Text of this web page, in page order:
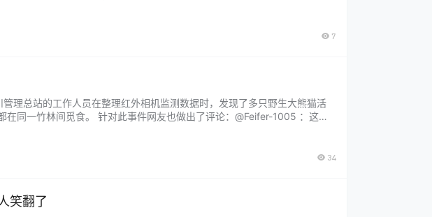
7
理总站的工作人员在整理红外相机监测数据时，发现了多只野生大熊猫活
同一竹林间觅食。 针对此事件网友也做出了评论：@Feifer-1005 ：这大
34
笑翻了